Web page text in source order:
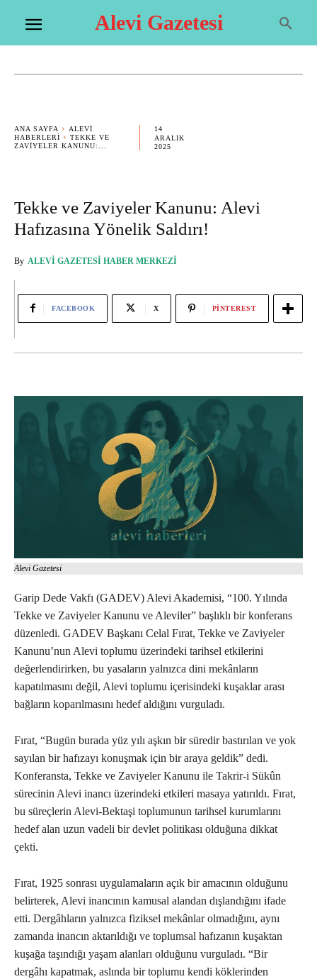
Alevi Gazetesi
ANA SAYFA
ALEVI
HABERLERI
TEKKE VE
ZAVIYELER KANUNU:...
14
ARALIK
2025
Tekke ve Zaviyeler Kanunu: Alevi
Hafızasına Yönelik Saldırı!
By ALEVI GAZETESI HABER MERKEZI
FACEBOOK X PINTEREST
Alevi Gazetesi
Garip Dede Vakfı (GADEV) Alevi Akademisi, “100. Yılında
Tekke ve Zaviyeler Kanunu ve Aleviler” başlıklı bir konferans
düzenledi. GADEV Başkanı Celal Fırat, Tekke ve Zaviyeler
Kanunu’nun Alevi toplumu üzerindeki tarihsel etkilerini
değerlendirirken, bu yasaların yalnızca dini mekânların
kapatılmasını değil, Alevi toplumu içerisindeki kuşaklar arası
bağların koparılmasını hedef aldığını vurguladı.
Fırat, “Bugün burada yüz yılı aşkın bir süredir bastırılan ve yok
sayılan bir hafızayı konuşmak için bir araya geldik” dedi.
Konferansta, Tekke ve Zaviyeler Kanunu ile Takrir-i Sükûn
sürecinin Alevi inancı üzerindeki etkileri masaya yatırıldı. Fırat,
bu süreçlerin Alevi-Bektaşi toplumunun tarihsel kurumlarını
hedef alan uzun vadeli bir devlet politikası olduğuna dikkat
çekti.
Fırat, 1925 sonrası uygulamaların açık bir amacının olduğunu
belirterek, Alevi inancının kamusal alandan dışlandığını ifade
etti. Dergâhların yalnızca fiziksel mekânlar olmadığını, aynı
zamanda inancın aktarıldığı ve toplumsal hafızanın kuşaktan
kuşağa taşındığı yaşam alanları olduğunu vurguladı. “Bir
dergâhı kapatmak, aslında bir toplumu kendi köklerinden